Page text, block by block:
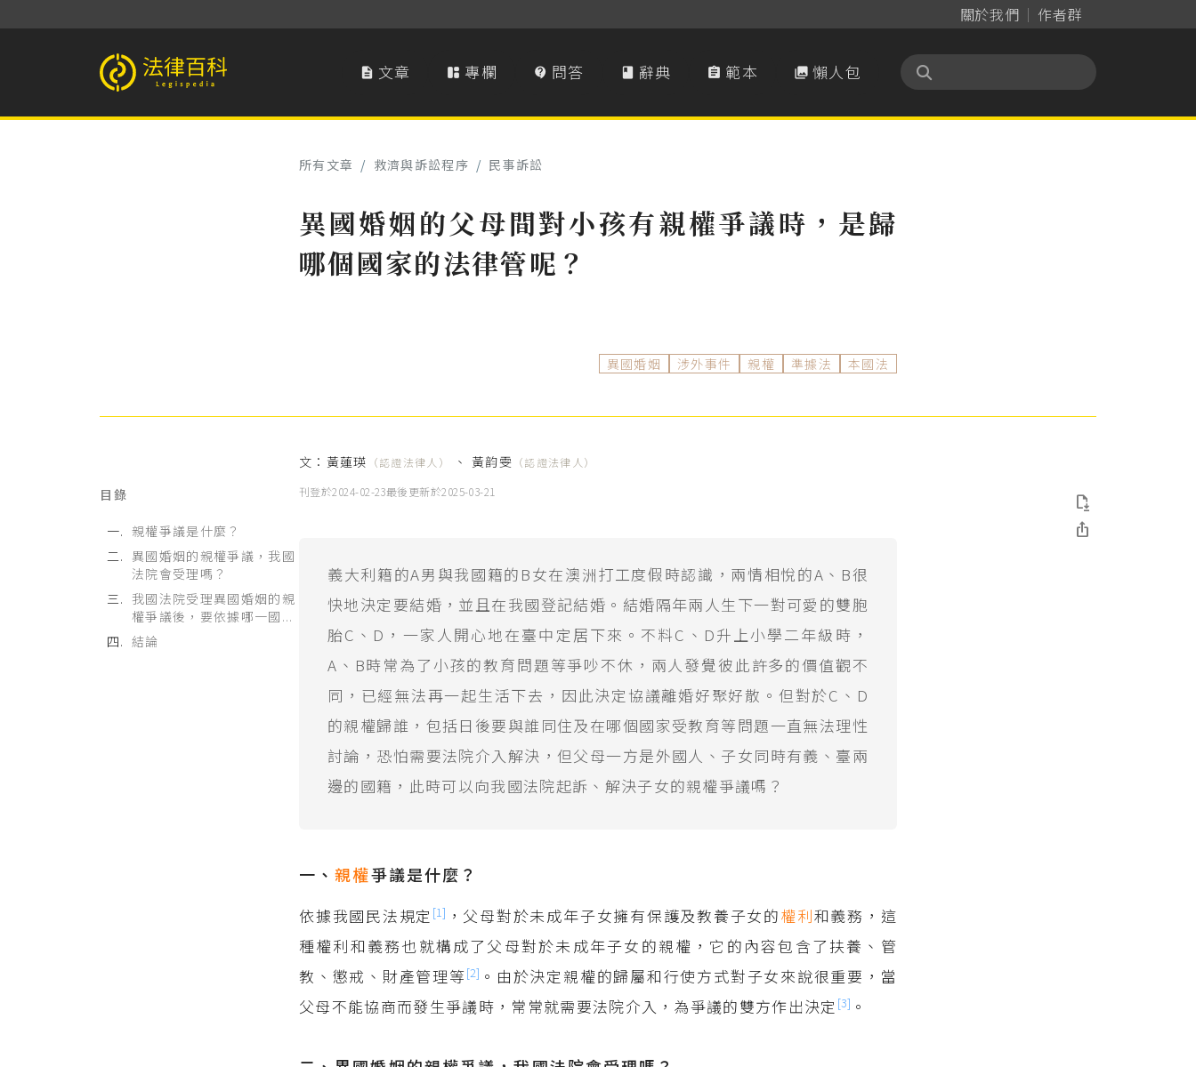
關於我們 作者群
法律百科 Legispedia  文章  專欄  問答  辭典  範本  懶人包
所有文章 / 救濟與訴訟程序 / 民事訴訟
異國婚姻的父母間對小孩有親權爭議時，是歸
哪個國家的法律管呢？
異國婚姻 涉外事件 親權 準據法 本國法
目錄
親權爭議是什麼？
異國婚姻的親權爭議，我國
法院會受理嗎？
我國法院受理異國婚姻的親
權爭議後，要依據哪一國...
結論
文： 黃蓮瑛 （認證法律人） 、 黃韵雯 （認證法律人）
刊登於2024-02-23最後更新於2025-03-21
義大利籍的A男與我國籍的B女在澳洲打工度假時認識，兩情相悅的A、B很
快地決定要結婚，並且在我國登記結婚。結婚隔年兩人生下一對可愛的雙胞
胎C、D，一家人開心地在臺中定居下來。不料C、D升上小學二年級時，
A、B時常為了小孩的教育問題等爭吵不休，兩人發覺彼此許多的價值觀不
同，已經無法再一起生活下去，因此決定協議離婚好聚好散。但對於C、D
的親權歸誰，包括日後要與誰同住及在哪個國家受教育等問題一直無法理性
討論，恐怕需要法院介入解決，但父母一方是外國人、子女同時有義、臺兩
邊的國籍，此時可以向我國法院起訴、解決子女的親權爭議嗎？
一、親權爭議是什麼？
依據我國民法規定 [1] ，父母對於未成年子女擁有保護及教養子女的權利和義務，這
種權利和義務也就構成了父母對於未成年子女的親權，它的內容包含了扶養、管
教、懲戒、財產管理等[2] 。由於決定親權的歸屬和行使方式對子女來說很重要，當
父母不能協商而發生爭議時，常常就需要法院介入，為爭議的雙方作出決定 [3] 。

